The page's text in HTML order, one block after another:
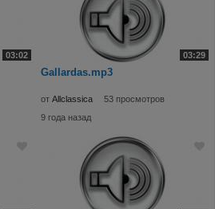
03:02 03:29
Gallardas.mp3
от Allclassica
53 просмотров
9 года назад